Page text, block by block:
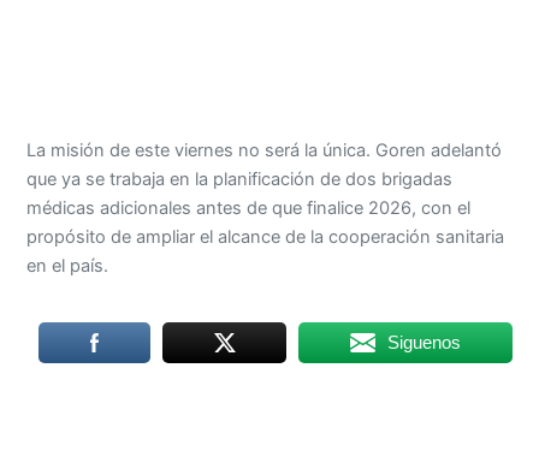
La misión de este viernes no será la única. Goren adelantó
que ya se trabaja en la planificación de dos brigadas
médicas adicionales antes de que finalice 2026, con el
propósito de ampliar el alcance de la cooperación sanitaria
en el país.
Siguenos